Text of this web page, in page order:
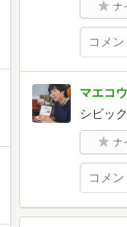
ナ
マエコウ
シビッ
ナ